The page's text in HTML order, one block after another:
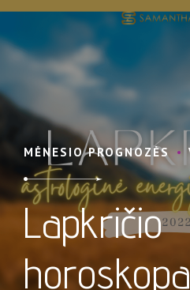
MĖNESIO PROGNOZĖS
Lapkričio